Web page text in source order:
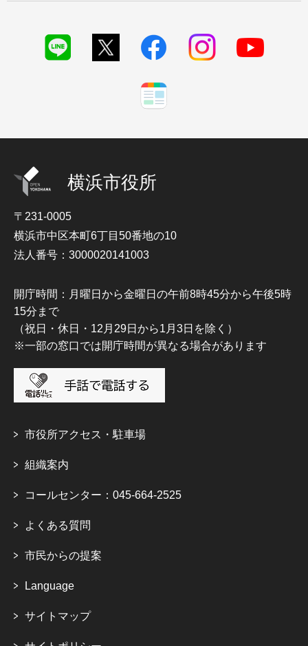
横浜市役所
〒231-0005
横浜市中区本町6丁目50番地の10
法人番号：3000020141003
開庁時間：月曜日から金曜日の午前8時45分から午後5時
15分まで
（祝日・休日・12月29日から1月3日を除く）
※一部の窓口では開庁時間が異なる場合があります
市役所アクセス・駐車場
組織案内
コールセンター：045-664-2525
よくある質問
市民からの提案
Language
サイトマップ